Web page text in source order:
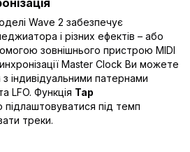
Wave 2 забезпечує
і різних ефектів – або
зовнішнього пристрою MIDI
Master Clock Ви можете
індивідуальними патернами
LFO. Функція Tap
підлаштовуватися під темп
треки.